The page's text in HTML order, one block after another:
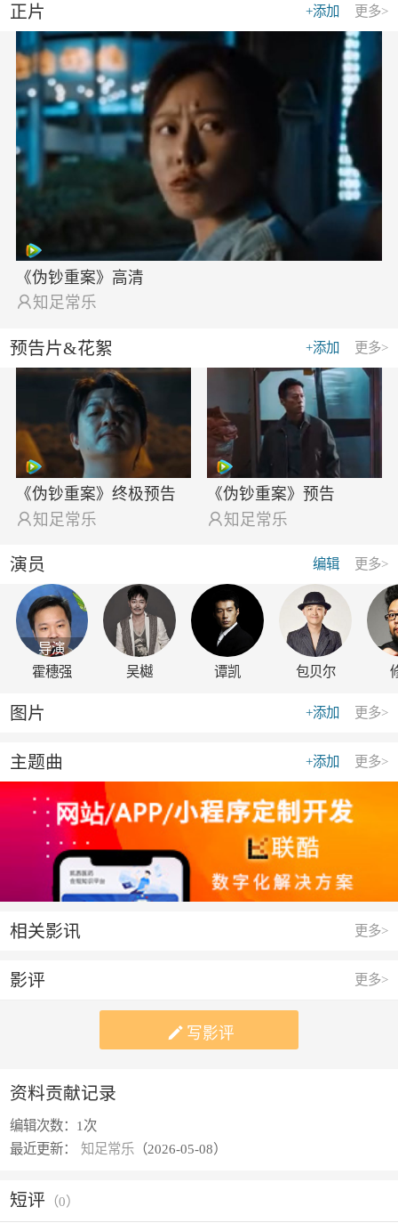
更多>
+添加
正片
《伪钞重案》高清
 知足常乐
更多>
+添加
预告片&花絮
《伪钞重案》终极预告
 知足常乐
《伪钞重案》预告
 知足常乐
更多>
编辑
演员
导演
霍穗强
吴樾 谭凯 包贝尔
更多>
+添加
图片
更多>
+添加
主题曲
更多>
相关影讯
更多>
影评
 写影评
资料贡献记录
编辑次数： 1次
最近更新：
知足常乐 （2026-05-08）
短评 （0）